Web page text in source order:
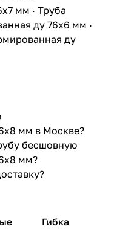
мм · Труба
ду 76х6 мм ·
ду
мм в Москве?
бесшовную
мм?
Гибка